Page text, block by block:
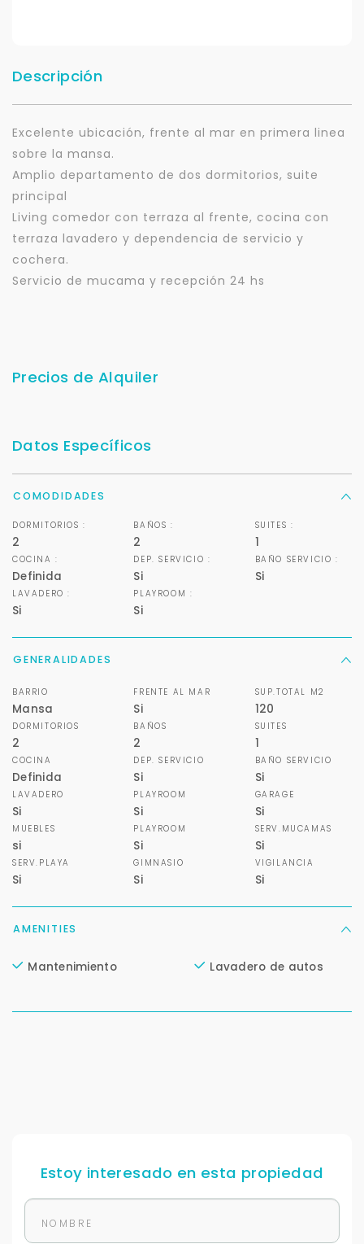
Descripción
Excelente ubicación, frente al mar en primera linea
sobre la mansa.
Amplio departamento de dos dormitorios, suite
principal
Living comedor con terraza al frente, cocina con
terraza lavadero y dependencia de servicio y
cochera.
Servicio de mucama y recepción 24 hs
Precios de Alquiler
Datos Específicos
COMODIDADES
DORMITORIOS :
2
BAÑOS :
2
SUITES :
1
COCINA :
Definida
DEP. SERVICIO :
Si
BAÑO SERVICIO :
Si
LAVADERO :
Si
PLAYROOM :
Si
GENERALIDADES
BARRIO
Mansa
FRENTE AL MAR
Si
SUP.TOTAL M2
120
DORMITORIOS
2
BAÑOS
2
SUITES
1
COCINA
Definida
DEP. SERVICIO
Si
BAÑO SERVICIO
Si
LAVADERO
Si
PLAYROOM
Si
GARAGE
Si
MUEBLES
si
PLAYROOM
Si
SERV.MUCAMAS
Si
SERV.PLAYA
Si
GIMNASIO
Si
VIGILANCIA
Si
AMENITIES
Mantenimiento Lavadero de autos
Estoy interesado en esta propiedad